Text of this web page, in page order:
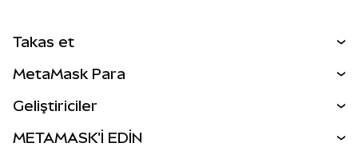
Takas et
Perps
MetaMask Para
Geliştiriciler
METAMASK'İ EDİN